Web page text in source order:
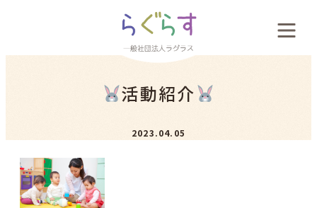
料金案内
新着情報
活動紹介
2023.04.05